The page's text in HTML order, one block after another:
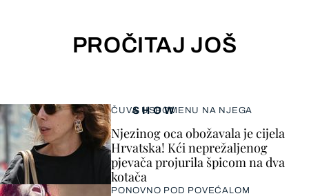
PROČITAJ JOŠ
SHOW
ČUVA USPOMENU NA NJEGA
Njezinog oca obožavala je cijela
Hrvatska! Kći neprežaljenog
pjevača projurila špicom na dva
kotača
PONOVNO POD POVEĆALOM